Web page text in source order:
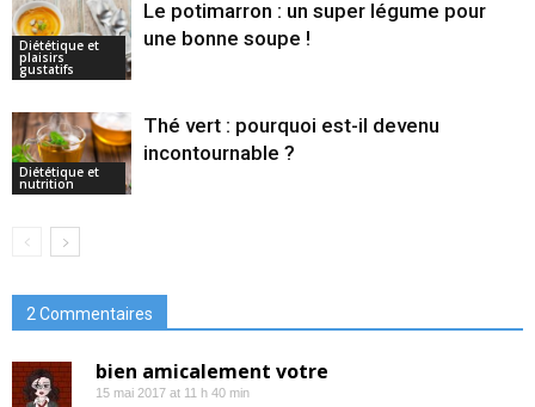
Diététique et
plaisirs
gustatifs
Le potimarron : un super légume pour
une bonne soupe !
Diététique et
nutrition
Thé vert : pourquoi est-il devenu
incontournable ?
2 Commentaires
bien amicalement votre
15 mai 2017 at 11 h 40 min